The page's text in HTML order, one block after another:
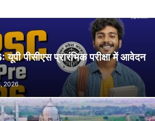
स्पोर्ट्स
पीसीएस प्रारंभिक परीक्षा में आवेदन
2026